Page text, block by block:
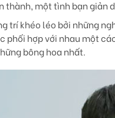
thành, một tình bạn giản
trí khéo léo bởi những
phối hợp với nhau một
bông hoa nhất.